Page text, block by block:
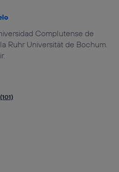
Complutense de
Ruhr Universität de Bochum.